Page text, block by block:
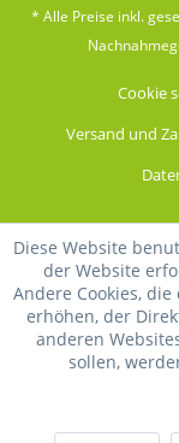
* Alle Preise inkl.
Cookie
Versand und
Diese Website
der Website
Andere Cookies,
erhöhen, der
anderen
sollen,